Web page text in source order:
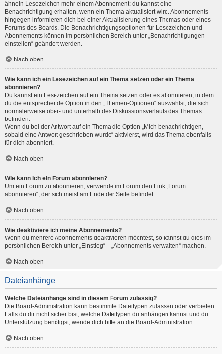
ähneln Lesezeichen mehr einem Abonnement: du kannst eine
Benachrichtigung erhalten, wenn ein Thema aktualisiert wird. Abonnements
hingegen informieren dich bei einer Aktualisierung eines Themas oder eines
Forums des Boards. Die Benachrichtigungsoptionen für Lesezeichen und
Abonnements können im persönlichen Bereich unter „Benachrichtigungen
einstellen“ geändert werden.
Nach oben
Wie kann ich ein Lesezeichen auf ein Thema setzen oder ein Thema
abonnieren?
Du kannst ein Lesezeichen auf ein Thema setzen oder es abonnieren, in dem
du die entsprechende Option in den „Themen-Optionen“ auswählst, die sich
normalerweise ober- und unterhalb des Diskussionsverlaufs des Themas
befinden.
Wenn du bei der Antwort auf ein Thema die Option „Mich benachrichtigen,
sobald eine Antwort geschrieben wurde“ aktivierst, wird das Thema ebenfalls
für dich abonniert.
Nach oben
Wie kann ich ein Forum abonnieren?
Um ein Forum zu abonnieren, verwende im Forum den Link „Forum
abonnieren“, der sich meist am Ende der Seite befindet.
Nach oben
Wie deaktiviere ich meine Abonnements?
Wenn du mehrere Abonnements deaktivieren möchtest, so kannst du dies im
persönlichen Bereich unter „Einstieg“ – „Abonnements verwalten“ machen.
Nach oben
Dateianhänge
Welche Dateianhänge sind in diesem Forum zulässig?
Die Board-Administration kann bestimmte Dateitypen zulassen oder verbieten.
Falls du dir nicht sicher bist, welche Dateitypen du anhängen kannst und du
Unterstützung benötigst, wende dich bitte an die Board-Administration.
Nach oben